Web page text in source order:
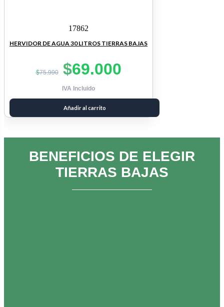
17862
HERVIDOR DE AGUA 30 LITROS TIERRAS BAJAS
$75.990 El
precio
original
era:
$69.000El
actual
IVA Incluido
Añadir al carrito
BENEFICIOS DE ELEGIR
TIERRAS BAJAS